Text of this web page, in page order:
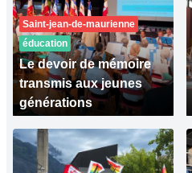
Saint-jean-de-maurienne
éducation
Le devoir de mémoire
transmis aux jeunes
générations